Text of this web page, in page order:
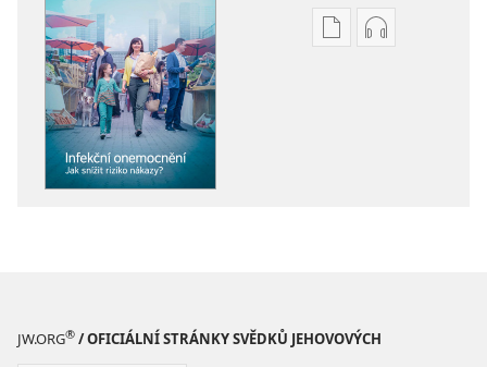
Formáty
nákazy?
Formáty
nákazy?
JW.ORG® / OFICIÁLNÍ STRÁNKY SVĚDKŮ JEHOVOVÝCH